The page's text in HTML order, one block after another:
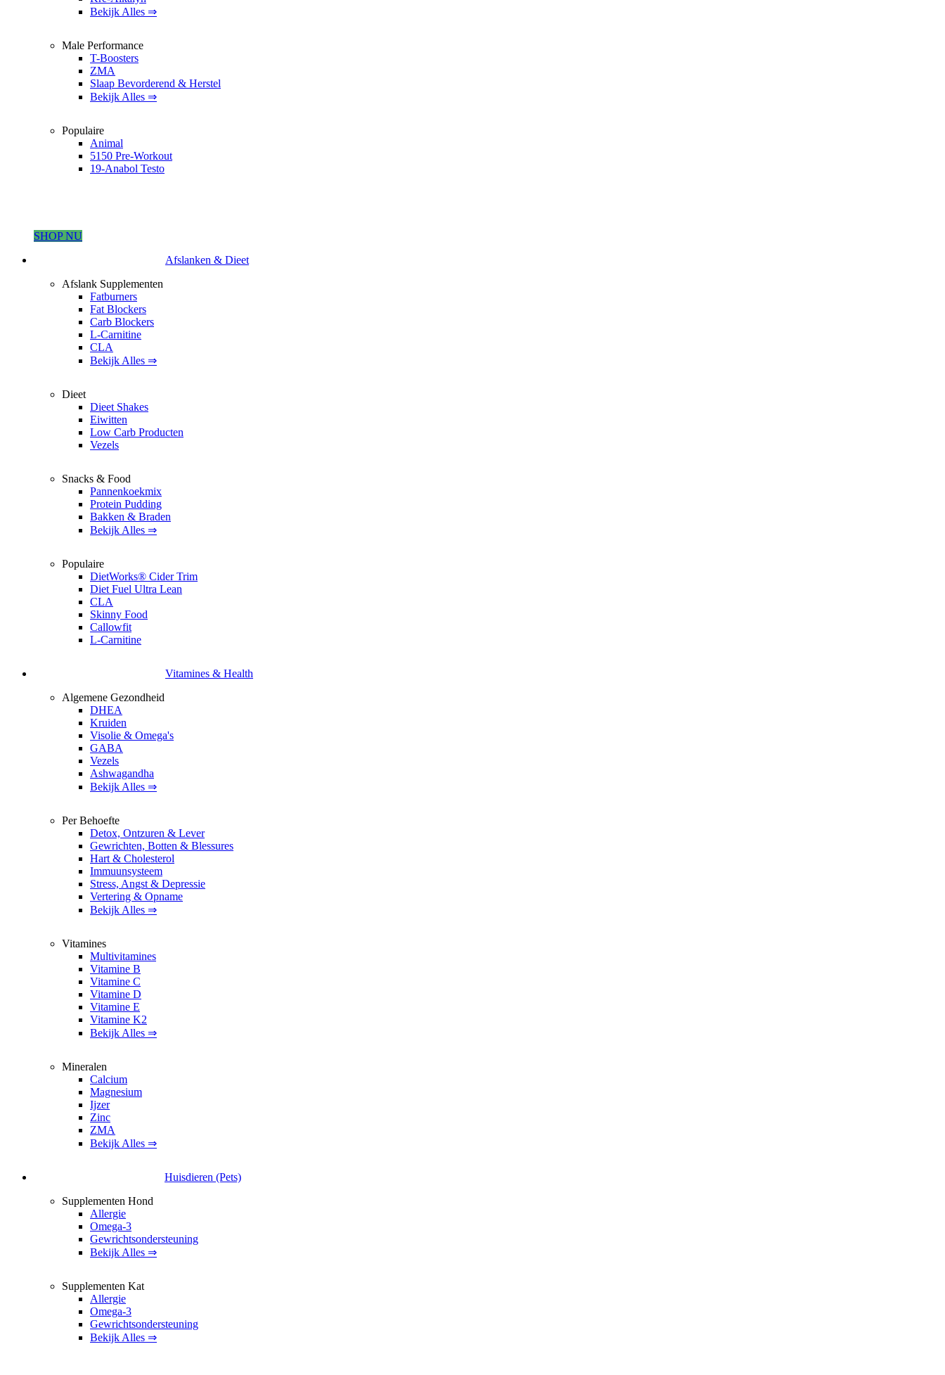
Bekijk Alles ⇒
Male Performance
T-Boosters
ZMA
Slaap Bevorderend & Herstel
Bekijk Alles ⇒
Populaire
Animal
5150 Pre-Workout
19-Anabol Testo
SHOP NU
Afslanken & Dieet
Afslank Supplementen
Fatburners
Fat Blockers
Carb Blockers
L-Carnitine
CLA
Bekijk Alles ⇒
Dieet
Dieet Shakes
Eiwitten
Low Carb Producten
Vezels
Snacks & Food
Pannenkoekmix
Protein Pudding
Bakken & Braden
Bekijk Alles ⇒
Populaire
DietWorks® Cider Trim
Diet Fuel Ultra Lean
CLA
Skinny Food
Callowfit
L-Carnitine
Vitamines & Health
Algemene Gezondheid
DHEA
Kruiden
Visolie & Omega's
GABA
Vezels
Ashwagandha
Bekijk Alles ⇒
Per Behoefte
Detox, Ontzuren & Lever
Gewrichten, Botten & Blessures
Hart & Cholesterol
Immuunsysteem
Stress, Angst & Depressie
Vertering & Opname
Bekijk Alles ⇒
Vitamines
Multivitamines
Vitamine B
Vitamine C
Vitamine D
Vitamine E
Vitamine K2
Bekijk Alles ⇒
Mineralen
Calcium
Magnesium
Ijzer
Zinc
ZMA
Bekijk Alles ⇒
Huisdieren (Pets)
Supplementen Hond
Allergie
Omega-3
Gewrichtsondersteuning
Bekijk Alles ⇒
Supplementen Kat
Allergie
Omega-3
Gewrichtsondersteuning
Bekijk Alles ⇒